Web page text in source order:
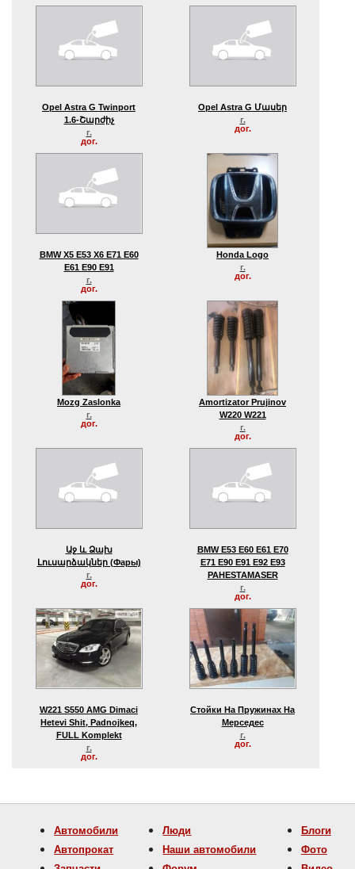
Opel Astra G Twinport
1.6-Շարժիչ
г.
дог.
Opel Astra G Մասեր
г.
дог.
BMW X5 E53 X6 E71 E60
E61 E90 E91
г.
дог.
Honda Logo
г.
дог.
Mozg Zaslonka
г.
дог.
Amortizator Prujinov
W220 W221
г.
дог.
Աջ ԵՒ Ձախ
Լուսարձակներ (фары)
г.
дог.
BMW E53 E60 E61 E70
E71 E90 E91 E92 E93
PAHESTAMASER
г.
дог.
W221 S550 AMG Dimaci
Hetevi Shit, Padnojkeq,
FULL Komplekt
г.
дог.
Стойки На Пружинах На
Мерседес
г.
дог.
Автомобили
Автопрокат
Люди
Наши автомобили
Блоги
Фото